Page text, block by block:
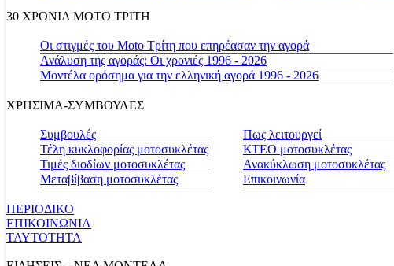
30 ΧΡΟΝΙΑ MOTO ΤΡΙΤΗ
Οι στιγμές του Moto Τρίτη που επηρέασαν την αγορά
Ανάλυση της αγοράς: Οι χρονιές 1996 - 2026
Μοντέλα ορόσημα για την ελληνική αγορά 1996 - 2026
ΧΡΗΣΙΜΑ-ΣΥΜΒΟΥΛΕΣ
Συμβουλές
Τέλη κυκλοφορίας μοτοσυκλέτας
Τιμές διοδίων μοτοσυκλέτας
Μεταβίβαση μοτοσυκλέτας
Πως λειτουργεί
ΚΤΕΟ μοτοσυκλέτας
Ανακύκλωση μοτοσυκλέτας
Επικοινωνία
ΠΕΡΙΟΔΙΚΟ
ΕΠΙΚΟΙΝΩΝΙΑ
ΤΑΥΤΟΤΗΤΑ